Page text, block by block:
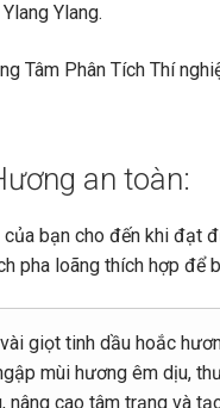
Ylang.
Tâm Phân Tích Thí
an toàn:
bạn cho đến khi đạt
pha loãng thích hợp để
giọt tinh dầu hoắc
mùi hương êm dịu,
nâng cao tâm trạng và